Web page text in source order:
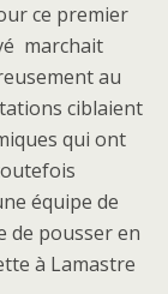
ce premier
marchait
au
ciblaient
qui ont
équipe de
de pousser en
à Lamastre